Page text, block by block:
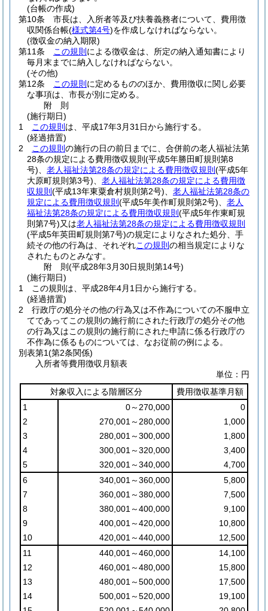
(台帳の作成)
第10条
市長は、入所者等及び扶養義務者について、費用徴
収関係台帳(様式第4号)を作成しなければならない。
(徴収金の納入期限)
第11条
この規則 による徴収金は、所定の納入通知書により
毎月末までに納入しなければならない。
(その他)
第12条
この規則 に定めるもののほか、費用徴収に関し必要
な事項は、市長が別に定める。
附 則
(施行期日)
1
この規則 は、平成17年3月31日から施行する。
(経過措置)
2
この規則 の施行の日の前日までに、合併前の老人福祉法第
28条の規定による費用徴収規則 (平成5年勝田町規則第8
号)
老人福祉法第28条の規定による費用徴収規則 (平成5年
大原町規則第3号)
老人福祉法第28条の規定による費用徴
収規則 (平成13年東粟倉村規則第2号)
老人福祉法第28条の
規定による費用徴収規則 (平成5年美作町規則第2号)
老人
福祉法第28条の規定による費用徴収規則 (平成5年作東町規
則第7号)又は老人福祉法第28条の規定による費用徴収規則
(平成5年英田町規則第7号)の規定によりなされた処分、手
続その他の行為は、それぞれこの規則 の相当規定によりな
されたものとみなす。
附 則(平成28年3月30日規則第14号)
(施行期日)
1
この規則は、平成28年4月1日から施行する。
(経過措置)
2
行政庁の処分その他の行為又は不作為についての不服申立
てであってこの規則の施行前にされた行政庁の処分その他
の行為又はこの規則の施行前にされた申請に係る行政庁の
不作為に係るものについては、なお従前の例による。
別表第1(第2条関係)
入所者等費用徴収月額表
単位：円
対象収入による階層区分
費用徴収基準月額
1
0～270,000
0
2
270,001～280,000
1,000
3
280,001～300,000
1,800
4
300,001～320,000
3,400
5
320,001～340,000
4,700
6
340,001～360,000
5,800
7
360,001～380,000
7,500
8
380,001～400,000
9,100
9
400,001～420,000
10,800
10
420,001～440,000
12,500
11
440,001～460,000
14,100
12
460,001～480,000
15,800
13
480,001～500,000
17,500
14
500,001～520,000
19,100